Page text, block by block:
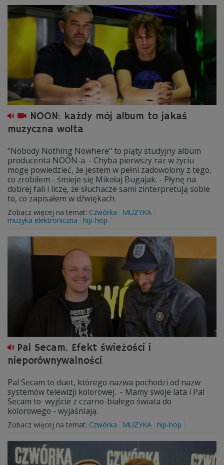
NOON: każdy mój album to jakaś
muzyczna wolta
"Nobody Nothing Nowhere" to piąty studyjny album
producenta NOON-a. - Chyba pierwszy raz w życiu
mogę powiedzieć, że jestem w pełni zadowolony z tego,
co zrobiłem - śmieje się Mikołaj Bugajak. - Płynę na
dobrej fali i liczę, że słuchacze sami zinterpretują sobie
to, co zapisałem w dźwiękach.
Zobacz więcej na temat: Czwórka
MUZYKA
muzyka elektroniczna
hip-hop
Pal Secam. Efekt świeżości i
nieporównywalności
Pal Secam to duet, którego nazwa pochodzi od nazw
systemów telewizji kolorowej. - Mamy swoje lata i Pal
Secam to wyjście z czarno-białego świata do
kolorowego - wyjaśniają.
Zobacz więcej na temat: Czwórka MUZYKA hip-hop